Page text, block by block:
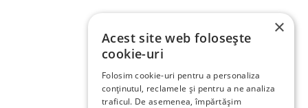
×
Acest site web folosește
cookie-uri
Folosim cookie-uri pentru a personaliza
conținutul, reclamele și pentru a ne analiza
traficul. De asemenea, împărtășim